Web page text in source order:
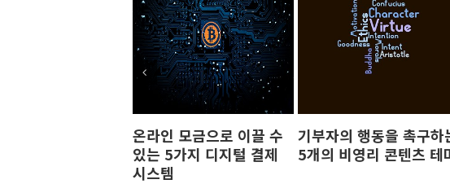
온라인 모금으로 이끌 수
있는 5가지 디지털 결제
시스템
기부자의 행동을 촉구하
5개의 비영리 콘텐츠 테